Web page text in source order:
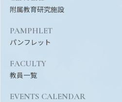
附属教育研究施設
PAMPHLET
パンフレット
FACULTY
教員一覧
EVENTS CALENDAR